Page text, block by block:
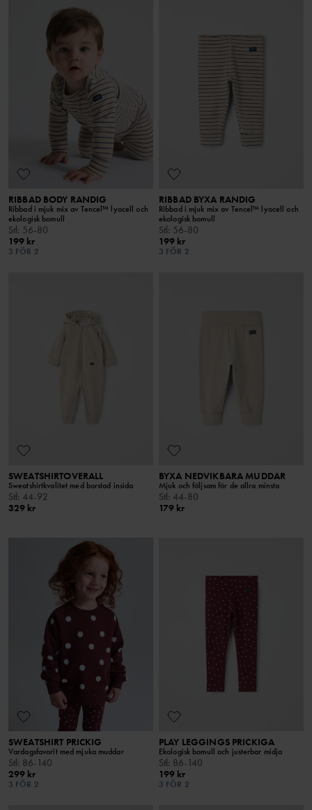
RIBBAD BODY RANDIG
Ribbad i mjuk mix av Tencel™ lyocell och
ekologisk bomull
Stl: 56-80
199 kr
3 FÖR 2
RIBBAD BYXA RANDIG
Ribbad i mjuk mix av Tencel™ lyocell och
ekologisk bomull
Stl: 56-80
199 kr
3 FÖR 2
SWEATSHIRTOVERALL
Sweatshirtkvalitet med borstad insida
Stl: 44-92
329 kr
BYXA NEDVIKBARA MUDDAR
Mjuk och följsam för de allra minsta
Stl: 44-80
179 kr
SWEATSHIRT PRICKIG
Vardagsfavorit med mjuka muddar
Stl: 86-140
299 kr
3 FÖR 2
PLAY LEGGINGS PRICKIGA
Ekologisk bomull och justerbar midja
Stl: 86-140
199 kr
3 FÖR 2